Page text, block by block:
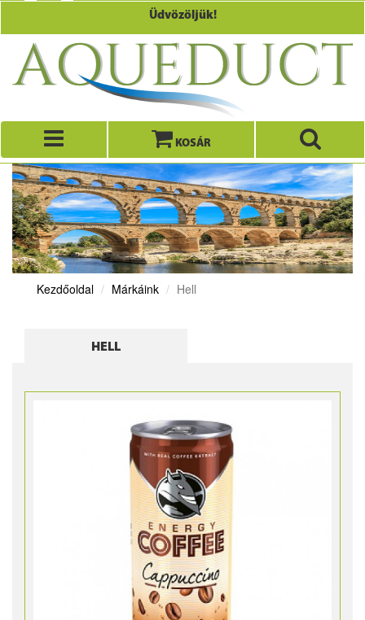
Üdvözöljük!
KOSÁR
Kezdőoldal Márkáink Hell
HELL